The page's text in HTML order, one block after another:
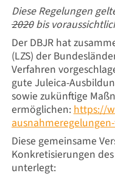
Diese Regelungen
2020bis
Der DBJR hat
(LZS) der
Verfahren
gute Juleica-
sowie zukünftige
ermöglichen: https://
Diese gemeinsame
Konkretisierungen
unterlegt: